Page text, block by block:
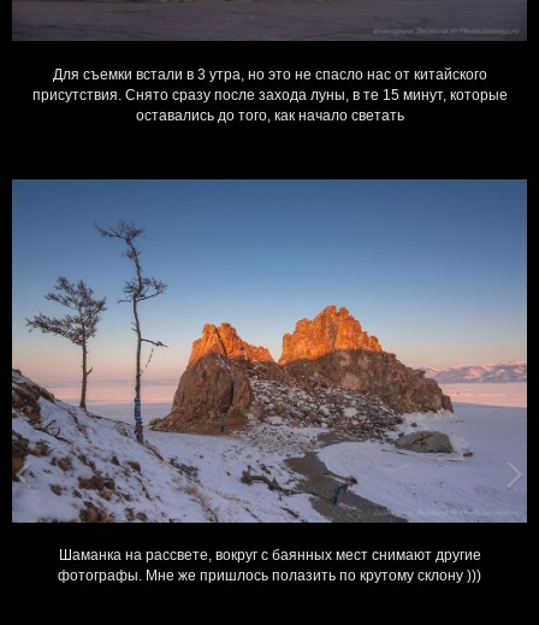
Для съемки встали в 3 утра, но это не спасло нас от китайского
присутствия. Снято сразу после захода луны, в те 15 минут, которые
оставались до того, как начало светать
Шаманка на рассвете, вокруг с баянных мест снимают другие
фотографы. Мне же пришлось полазить по крутому склону )))